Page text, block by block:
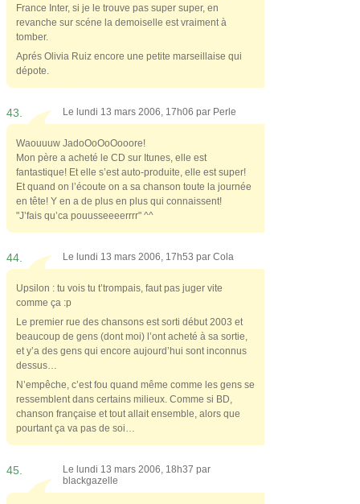
France Inter, si je le trouve pas super super, en
revanche sur scéne la demoiselle est vraiment à
tomber.
Aprés Olivia Ruiz encore une petite marseillaise qui
dépote.
43. Le lundi 13 mars 2006, 17h06 par Perle
Waouuuw JadoOoOoOooore!
Mon père a acheté le CD sur Itunes, elle est
fantastique! Et elle s’est auto-produite, elle est super!
Et quand on l’écoute on a sa chanson toute la journée
en tête! Y en a de plus en plus qui connaissent!
"J’fais qu’ca pouusseeeerrrr" ^^
44. Le lundi 13 mars 2006, 17h53 par Cola
Upsilon : tu vois tu t’trompais, faut pas juger vite
comme ça :p
Le premier rue des chansons est sorti début 2003 et
beaucoup de gens (dont moi) l’ont acheté à sa sortie,
et y’a des gens qui encore aujourd’hui sont inconnus
dessus…
N’empêche, c’est fou quand même comme les gens se
ressemblent dans certains milieux. Comme si BD,
chanson française et tout allait ensemble, alors que
pourtant ça va pas de soi…
45.
Le lundi 13 mars 2006, 18h37 par
blackgazelle